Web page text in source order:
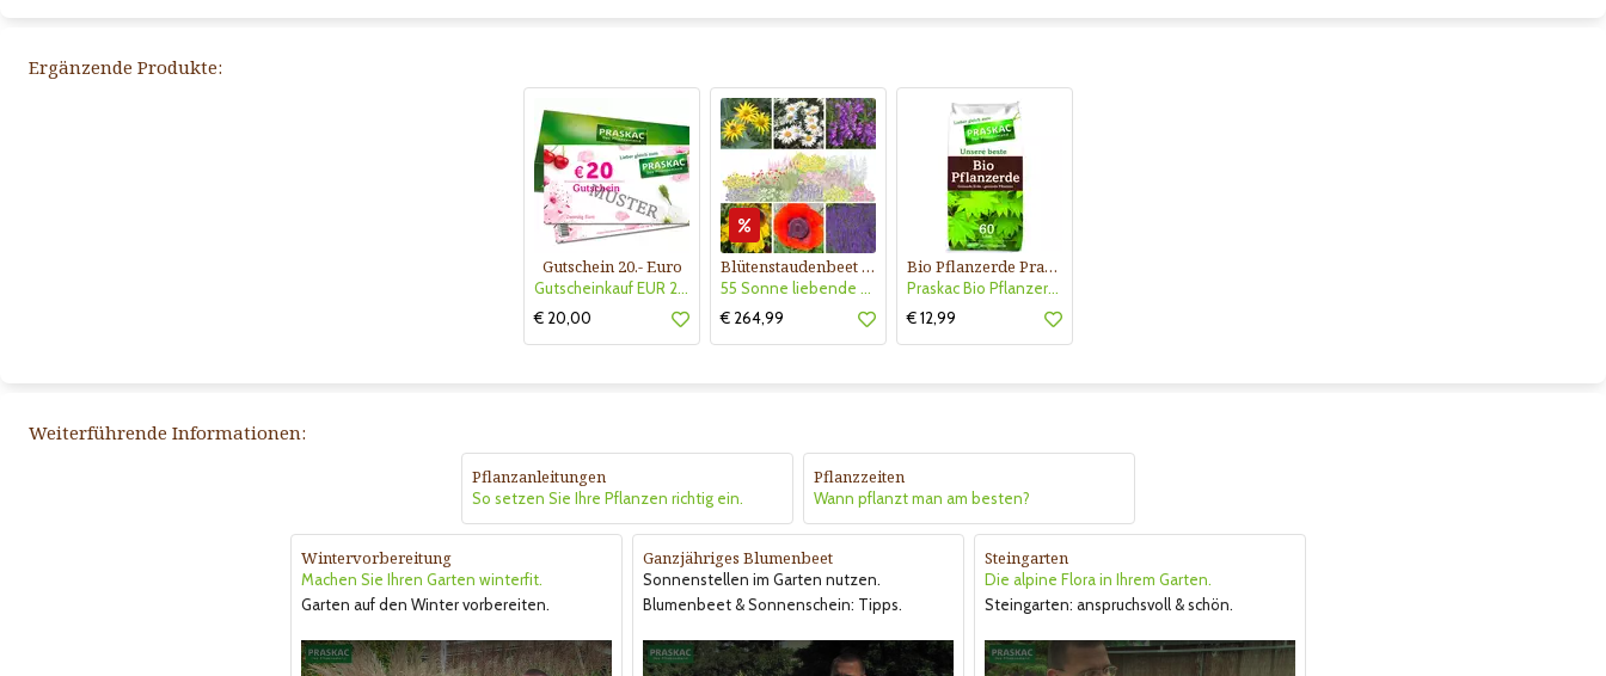
Ergänzende Produkte:
Gutschein 20.- Euro
Gutscheinkauf EUR 20.-
€ 20,00
Blütenstaudenbeet Kollektion Nr. 504
55 Sonne liebende Stauden für 6 m² Beet mit Pflanzplan
€ 264,99
Bio Pflanzerde Praskac
Praskac Bio Pflanzerde
€ 12,99
Weiterführende Informationen:
Pflanzanleitungen
So setzen Sie Ihre Pflanzen richtig ein.
Pflanzzeiten
Wann pflanzt man am besten?
Wintervorbereitung
Machen Sie Ihren Garten winterfit.
Garten auf den Winter vorbereiten.
Ganzjähriges Blumenbeet
Sonnenstellen im Garten nutzen.
Blumenbeet & Sonnenschein: Tipps.
Steingarten
Die alpine Flora in Ihrem Garten.
Steingarten: anspruchsvoll & schön.